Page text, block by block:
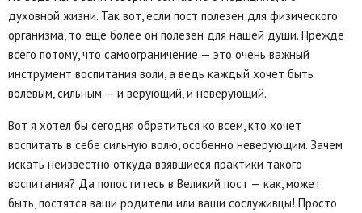
духовной жизни. Так вот, если пост полезен для физического
организма, то еще более он полезен для нашей души. Прежде
всего потому, что самоограничение — это очень важный
инструмент воспитания воли, а ведь каждый хочет быть
волевым, сильным — и верующий, и неверующий.
Вот я хотел бы сегодня обратиться ко всем, кто хочет
воспитать в себе сильную волю, особенно неверующим. Зачем
искать неизвестно откуда взявшиеся практики такого
воспитания? Да попоститесь в Великий пост — как, может
быть, постятся ваши родители или ваши сослуживцы! Просто